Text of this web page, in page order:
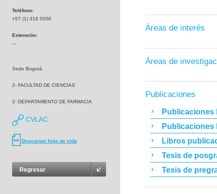
Teléfono:
+57 (1) 316 5000
Extensión:
---
Sede Bogotá
2- FACULTAD DE CIENCIAS
2- DEPARTAMENTO DE FARMACIA
CVLAC
Descargar hoja de vida
Regresar
Áreas de interés
Áreas de
Publicaciones
Publicaciones
Publicaciones
Libros
Tesis de
Tesis de